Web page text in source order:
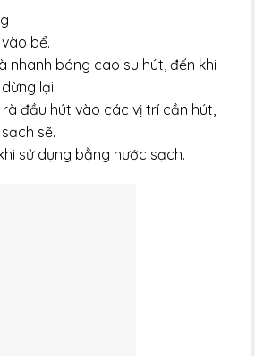
bể.
nhanh bóng cao su hút, đến khi
lại.
rà đầu hút vào các vị trí cần hút,
sẽ.
sử dụng bằng nước sạch.